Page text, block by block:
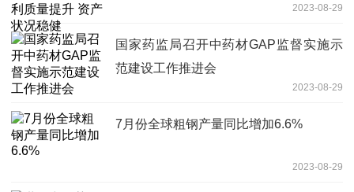
2023-08-29
国家药监局召开中药材GAP监督实施示
范建设工作推进会
2023-08-29
7月份全球粗钢产量同比增加6.6%
2023-08-29